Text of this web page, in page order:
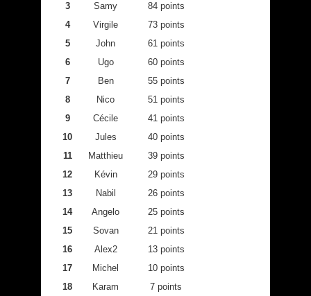
3 Samy
84 points
4
Virgile
73 points
5
John
61 points
6
Ugo
60 points
7
Ben
55 points
8
Nico
51 points
9
Cécile
41 points
10
Jules
40 points
11
Matthieu
39 points
12
Kévin
29 points
13
Nabil
26 points
14
Angelo
25 points
15
Sovan
21 points
16
Alex2
13 points
17
Michel
10 points
18
Karam
7 points